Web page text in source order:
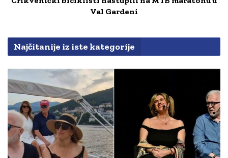
Val Gardeni
Najčitanije iz iste kategorije